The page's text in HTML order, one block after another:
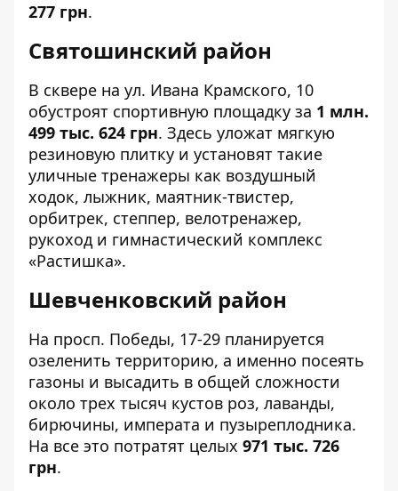
277 грн.
Святошинский район
В сквере на ул. Ивана Крамского, 10
обустроят спортивную площадку за 1 млн.
499 тыс. 624 грн. Здесь уложат мягкую
резиновую плитку и установят такие
уличные тренажеры как воздушный
ходок, лыжник, маятник-твистер,
орбитрек, степпер, велотренажер,
рукоход и гимнастический комплекс
«Растишка».
Шевченковский район
На просп. Победы, 17-29 планируется
озеленить территорию, а именно посеять
газоны и высадить в общей сложности
около трех тысяч кустов роз, лаванды,
бирючины, императа и пузыреплодника.
На все это потратят целых 971 тыс. 726
грн.